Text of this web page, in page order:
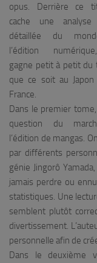
opus. Derrière ce
cache une analyse
détaillée du
l’édition
gagne petit à petit du
que ce soit au
France.
Dans le premier
question du
l’édition de mangas.
par différents
génie Jingorô
jamais perdre ou
statistiques. Une
semblent plutôt
divertissement.
personnelle afin de
Dans le deuxième